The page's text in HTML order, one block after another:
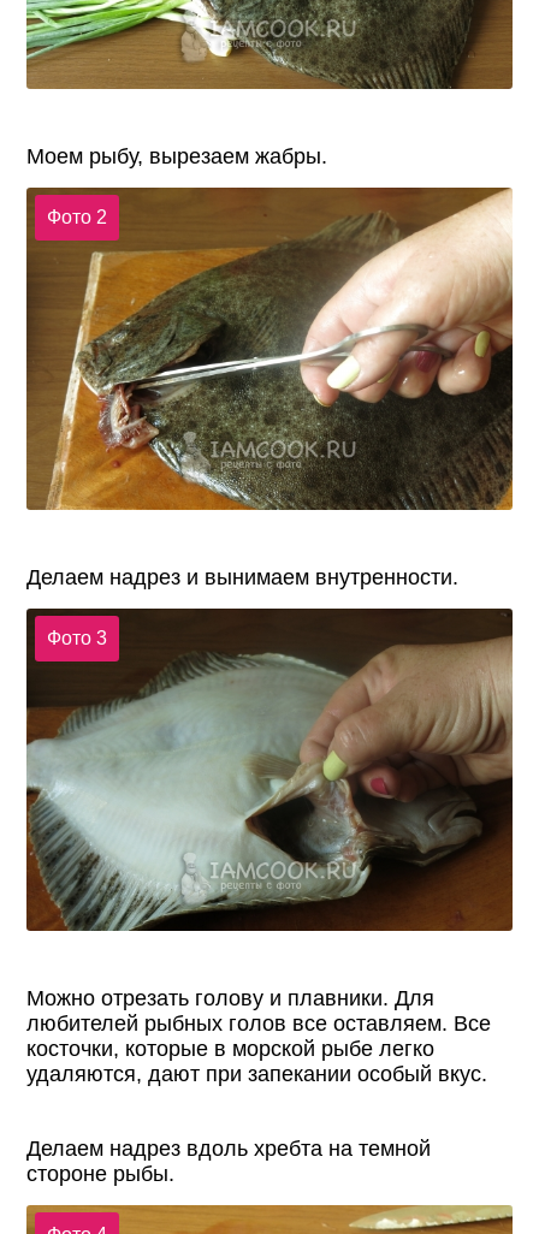
Моем рыбу, вырезаем жабры.
Фото 2
Делаем надрез и вынимаем внутренности.
Фото 3
Можно отрезать голову и плавники. Для
любителей рыбных голов все оставляем. Все
косточки, которые в морской рыбе легко
удаляются, дают при запекании особый вкус.
Делаем надрез вдоль хребта на темной
стороне рыбы.